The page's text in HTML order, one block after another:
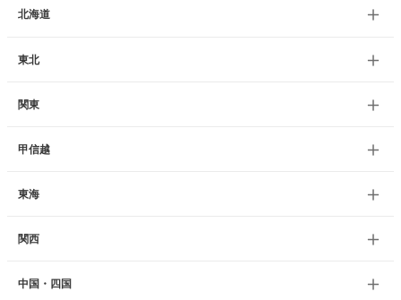
北海道
東北
関東
甲信越
東海
関西
中国・四国